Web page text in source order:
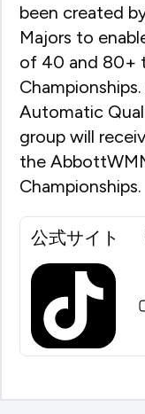
been created
Majors to
of 40 and 80+
Automatic
group will
the
Championships.
公式サイト